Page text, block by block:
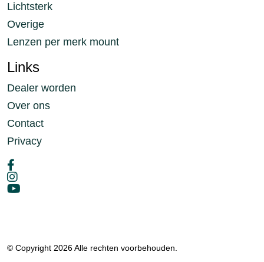
Lichtsterk
Overige
Lenzen per merk mount
Links
Dealer worden
Over ons
Contact
Privacy
© Copyright 2026 Alle rechten voorbehouden.